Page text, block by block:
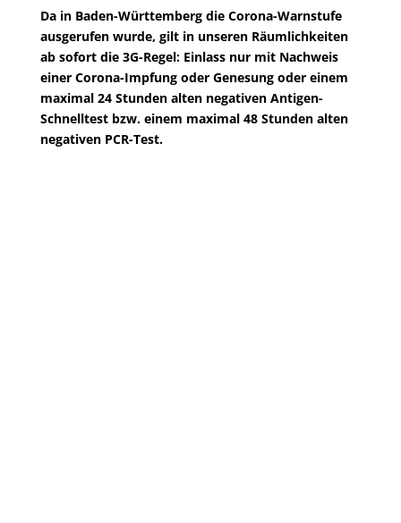
Da in Baden-Württemberg die Corona-Warnstufe
ausgerufen wurde, gilt in unseren Räumlichkeiten
ab sofort die 3G-Regel: Einlass nur mit Nachweis
einer Corona-Impfung oder Genesung oder einem
maximal 24 Stunden alten negativen Antigen-
Schnelltest bzw. einem maximal 48 Stunden alten
negativen PCR-Test.